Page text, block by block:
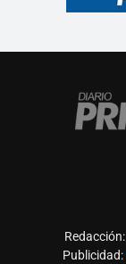
Redacción:
Publicidad: